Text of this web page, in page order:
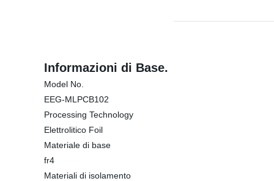
Informazioni di Base.
Model No.
EEG-MLPCB102
Processing Technology
Elettrolitico Foil
Materiale di base
fr4
Materiali di isolamento